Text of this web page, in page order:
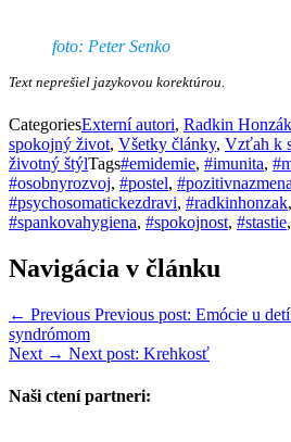
foto: Peter Senko
Text neprešiel jazykovou korektúrou.
CategoriesExterní autori, Radkin Honzák
spokojný život, Všetky články, Vzťah k
životný štýlTags#emidemie, #imunita,
#osobnyrozvoj, #postel, #pozitivnazmena
#psychosomatickezdravi, #radkinhonzak,
#spankovahygiena, #spokojnost, #stastie,
Navigácia v článku
← Previous Previous post: Emócie u
syndrómom
Next → Next post: Krehkosť
Naši ctení partneri: